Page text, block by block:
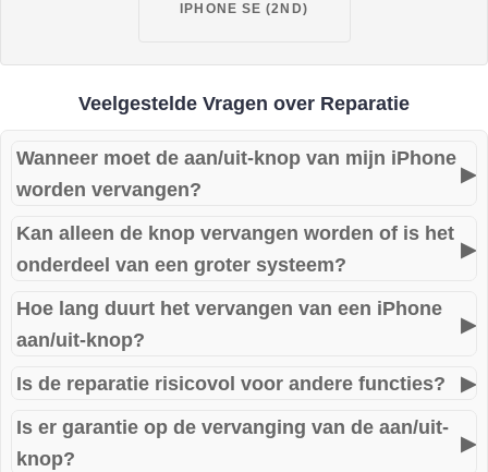
IPHONE SE (2ND)
Veelgestelde Vragen over Reparatie
Wanneer moet de aan/uit-knop van mijn iPhone
worden vervangen?
▶
Als de knop niet meer reageert, blijft hangen, zwaar indrukt
of helemaal niet meer werkt, is vervanging meestal
noodzakelijk.
Kan alleen de knop vervangen worden of is het
onderdeel van een groter systeem?
▶
De aan/uit-knop is vaak geïntegreerd met de flexkabel die
ook verantwoordelijk is voor andere functies zoals volume
Hoe lang duurt het vervangen van een iPhone
aan/uit-knop?
▶
In de meeste gevallen duurt de reparatie 1 tot 2 uur. U kunt
vaak wachten terwijl wij het uitvoeren.
Is de reparatie risicovol voor andere functies? ▶
Nee, wij voeren deze reparatie zeer zorgvuldig uit. Bij
sommige modellen controleren we ook Face ID- en
Is er garantie op de vervanging van de aan/uit-
knop?
▶